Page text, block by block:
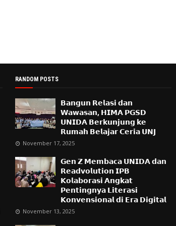
RANDOM POSTS
𝗕𝗮𝗻𝗴𝘂𝗻 𝗥𝗲𝗹𝗮𝘀𝗶 𝗱𝗮𝗻
𝗪𝗮𝘄𝗮𝘀𝗮𝗻, 𝗛𝗜𝗠𝗔 𝗣𝗚𝗦𝗗
𝗨𝗡𝗜𝗗𝗔 𝗕𝗲𝗿𝗸𝘂𝗻𝗷𝘂𝗻𝗴 𝗸𝗲
𝗥𝘂𝗺𝗮𝗵 𝗕𝗲𝗹𝗮𝗷𝗮𝗿 𝗖𝗲𝗿𝗶𝗮 𝗨𝗡𝗝
November 17, 2025
𝗚𝗲𝗻 𝗭 𝗠𝗲𝗺𝗯𝗮𝗰𝗮 𝗨𝗡𝗜𝗗𝗔 𝗱𝗮𝗻
𝗥𝗲𝗮𝗱𝘃𝗼𝗹𝘂𝘁𝗶𝗼𝗻 𝗜𝗣𝗕
𝗞𝗼𝗹𝗮𝗯𝗼𝗿𝗮𝘀𝗶 𝗔𝗻𝗴𝗸𝗮𝘁
𝗣𝗲𝗻𝘁𝗶𝗻𝗴𝗻𝘆𝗮 𝗟𝗶𝘁𝗲𝗿𝗮𝘀𝗶
𝗞𝗼𝗻𝘃𝗲𝗻𝘀𝗶𝗼𝗻𝗮𝗹 𝗱𝗶 𝗘𝗿𝗮 𝗗𝗶𝗴𝗶𝘁𝗮𝗹
November 13, 2025